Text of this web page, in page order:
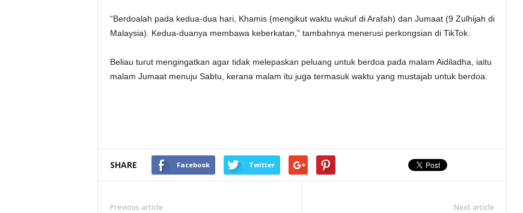
“Berdoalah pada kedua-dua hari, Khamis (mengikut waktu wukuf di Arafah) dan Jumaat (9 Zulhijah di
Malaysia). Kedua-duanya membawa keberkatan,” tambahnya menerusi perkongsian di TikTok.
Beliau turut mengingatkan agar tidak melepaskan peluang untuk berdoa pada malam Aidiladha, iaitu
malam Jumaat menuju Sabtu, kerana malam itu juga termasuk waktu yang mustajab untuk berdoa.
SHARE Facebook Twitter
Previous article Next article